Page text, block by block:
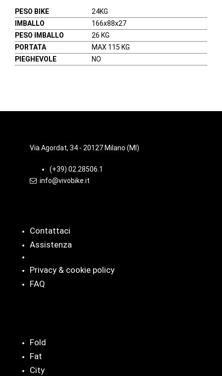
PESO BIKE
24KG
IMBALLO
166x88x27
PESO IMBALLO
26 KG
PORTATA
MAX 115 KG
PIEGHEVOLE
NO
Via Agordat, 34 - 20127 Milano (MI)
(+39) 02.28506.1
info@vivobike.it
Contattaci
Assistenza
Privacy & cookie policy
FAQ
Fold
Fat
City